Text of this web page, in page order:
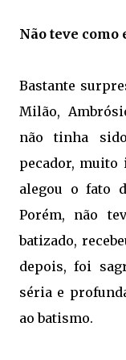
Não teve como
Bastante
Milão,
não tinha sido
pecador,
alegou o fato
Porém, não
batizado,
depois, foi
séria e
ao batismo.